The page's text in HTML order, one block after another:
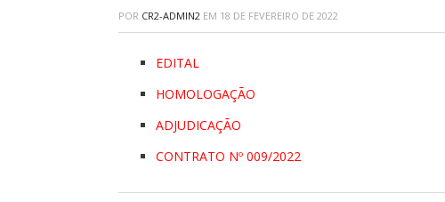
POR CR2-ADMIN2 EM 18 DE FEVEREIRO DE 2022
EDITAL
HOMOLOGAÇÃO
ADJUDICAÇÃO
CONTRATO Nº 009/2022